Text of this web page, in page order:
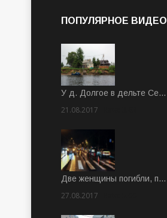
ПОПУЛЯРНОЕ ВИДЕО
У д. Долгое в дельте Се…
21.08.2017
Две женщины погибли, п…
27.08.2017